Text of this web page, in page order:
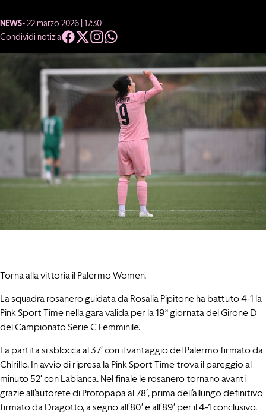
NEWS- 22 marzo 2026 | 17:30
Condividi notizia
Torna alla vittoria il Palermo Women.
La squadra rosanero guidata da Rosalia Pipitone ha battuto 4-1 la
Pink Sport Time nella gara valida per la 19ª giornata del Girone D
del Campionato Serie C Femminile.
La partita si sblocca al 37’ con il vantaggio del Palermo firmato da
Chirillo. In avvio di ripresa la Pink Sport Time trova il pareggio al
minuto 52′ con Labianca. Nel finale le rosanero tornano avanti
grazie all’autorete di Protopapa al 78′, prima dell’allungo definitivo
firmato da Dragotto, a segno all’80′ e all’89′ per il 4-1 conclusivo.